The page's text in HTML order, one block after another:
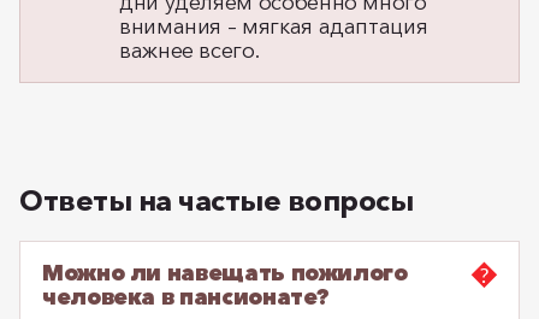
внимания – мягкая адаптация
важнее всего.
Ответы на частые вопросы
Можно ли навещать пожилого
человека в пансионате?